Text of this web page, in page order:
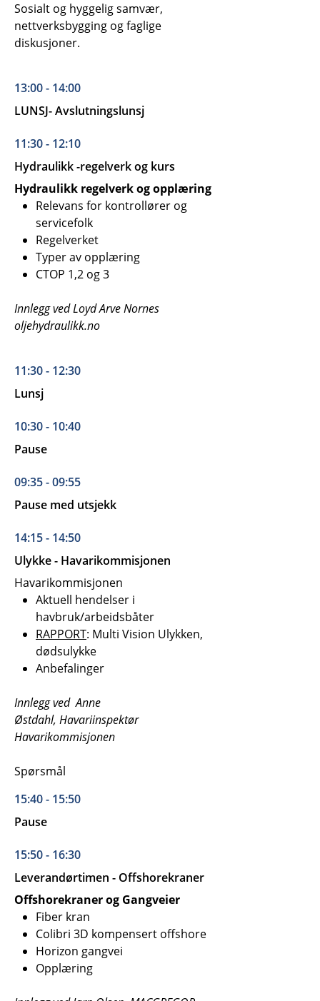
Sosialt og hyggelig samvær,
nettverksbygging og faglige
diskusjoner.
13:00 - 14:00
LUNSJ- Avslutningslunsj
11:30 - 12:10
Hydraulikk -regelverk og kurs
Hydraulikk regelverk og opplæring
Relevans for kontrollører og
servicefolk
Regelverket
Typer av opplæring
CTOP 1,2 og 3
Innlegg ved Loyd Arve Nornes
oljehydraulikk.no
11:30 - 12:30
Lunsj
10:30 - 10:40
Pause
09:35 - 09:55
Pause med utsjekk
14:15 - 14:50
Ulykke - Havarikommisjonen
Havarikommisjonen
Aktuell hendelser i
havbruk/arbeidsbåter
RAPPORT: Multi Vision Ulykken,
dødsulykke
Anbefalinger
Innlegg ved Anne
Østdahl, Havariinspektør
Havarikommisjonen
Spørsmål
15:40 - 15:50
Pause
15:50 - 16:30
Leverandørtimen - Offshorekraner
Offshorekraner og Gangveier
Fiber kran
Colibri 3D kompensert offshore
Horizon gangvei
Opplæring